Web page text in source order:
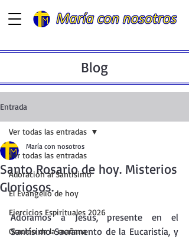
Blog
Entrada
Ver todas las entradas
Adoración al Santísimo
El Evangelio de hoy
Ejercicios Espirituales 2026
Oración de la mañana
Ver todas las entradas
Santo Rosario de hoy. Misterios
Gloriosos.
María con nosotros
Adoramos a Jesús, presente en el
Santísimo Sacramento de la Eucaristía, y